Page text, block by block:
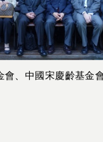
、中國宋慶齡基金